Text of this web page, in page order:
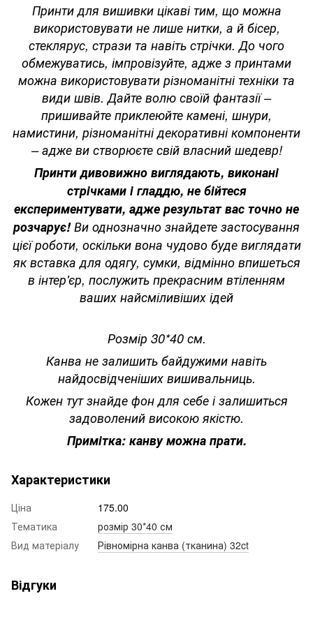
Принти для вишивки цікаві тим, що можна
використовувати не лише нитки, а й бісер,
стеклярус, стрази та навіть стрічки. До чого
обмежуватись, імпровізуйте, адже з принтами
можна використовувати різноманітні техніки та
види швів. Дайте волю своїй фантазії –
пришивайте приклеюйте камені, шнури,
намистини, різноманітні декоративні компоненти
– адже ви створюєте свій власний шедевр!
Принти дивовижно виглядають, виконані
стрічками і гладдю, не бійтеся
експериментувати, адже результат вас точно не
розчарує! Ви однозначно знайдете застосування
цієї роботи, оскільки вона чудово буде виглядати
як вставка для одягу, сумки, відмінно впишеться
в інтер'єр, послужить прекрасним втіленням
ваших найсміливіших ідей
Розмір 30*40 см.
Канва не залишить байдужими навіть
найдосвідченіших вишивальниць.
Кожен тут знайде фон для себе і залишиться
задоволений високою якістю.
Примітка: канву можна прати.
Характеристики
Ціна
175.00
Тематика
розмір 30*40 см
Вид матеріалу
Рівномірна канва (тканина) 32ct
Відгуки